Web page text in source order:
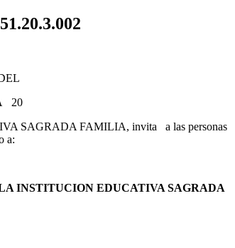
20
SAGRADA FAMILIA, invita a las personas
a:
INSTITUCION EDUCATIVA SAGRADA